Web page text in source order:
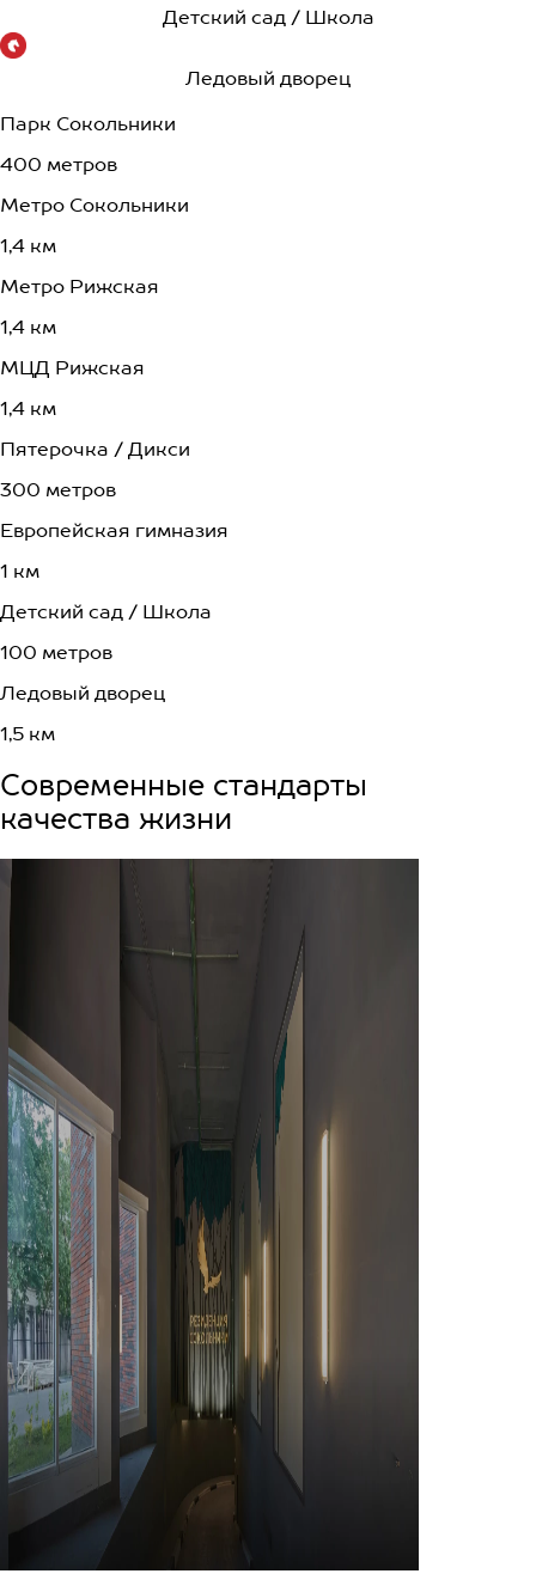
Детский сад / Школа
Ледовый дворец
Парк Сокольники
400 метров
Метро Сокольники
1,4 км
Метро Рижская
1,4 км
МЦД Рижская
1,4 км
Пятерочка / Дикси
300 метров
Европейская гимназия
1 км
Детский сад / Школа
100 метров
Ледовый дворец
1,5 км
Современные стандарты
качества жизни